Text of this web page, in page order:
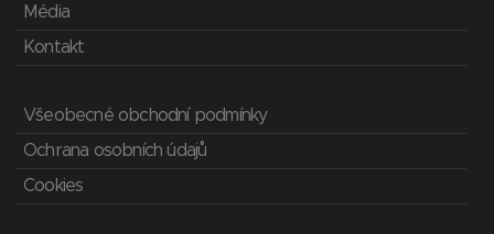
Média
Kontakt
Všeobecné obchodní podmínky
Ochrana osobních údajů
Cookies